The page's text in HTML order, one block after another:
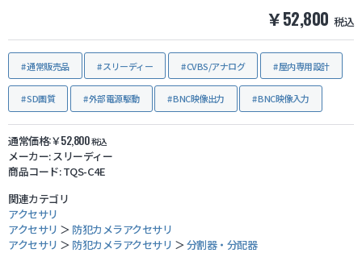
￥52,800 税込
通常販売品 スリーディー CVBS/アナログ 屋内専用設計
SD画質 外部電源駆動 BNC映像出力 BNC映像入力
通常価格:￥52,800 税込
メーカー: スリーディー
商品コード:TQS-C4E
関連カテゴリ
アクセサリ
アクセサリ ＞ 防犯カメラアクセサリ
アクセサリ ＞ 防犯カメラアクセサリ ＞分割器・分配器
カートを見る
お気に入り
ログイン